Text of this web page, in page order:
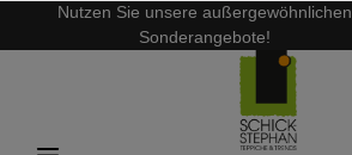
Nutzen Sie unsere außergewöhnlichen
Sonderangebote!